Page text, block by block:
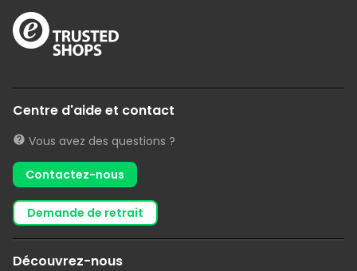
Centre d'aide et contact
Vous avez des questions ?
Contactez-nous
demande de retrait
Découvrez-nous